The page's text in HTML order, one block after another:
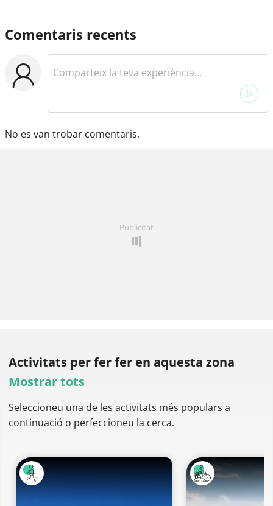
Comentaris recents
No es van trobar comentaris.
Publicitat
Activitats per ferfer en aquesta zona
Mostrar tots
Seleccioneu una de les activitats més populars a
continuació o perfeccioneu la cerca.